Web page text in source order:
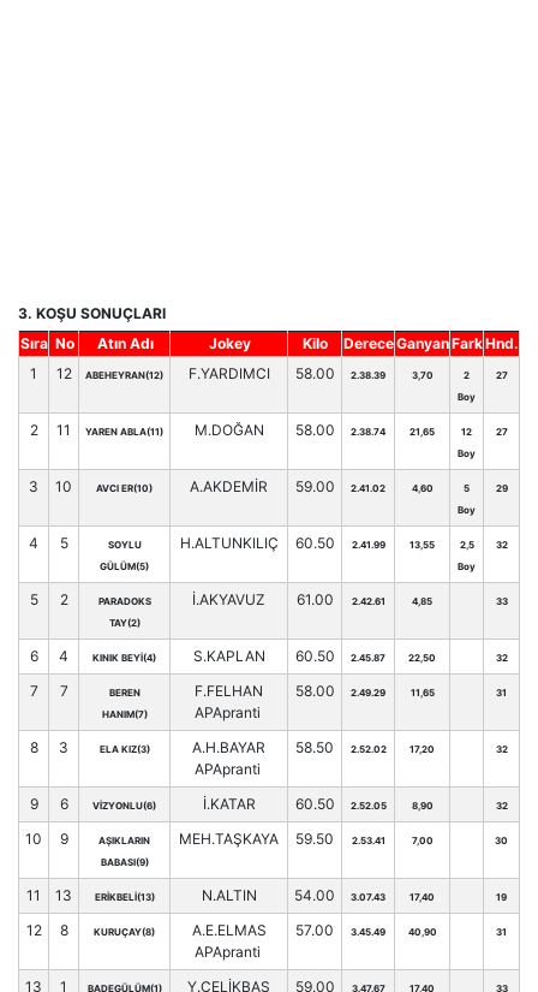
3. KOŞU SONUÇLARI
Sıra No Atın Adı Jokey Kilo DereceGanyanFarkHnd.
1
12 ABEHEYRAN(12) F.YARDIMCI 58.00 2.38.39 3,70
2
Boy
27
2 11 YAREN ABLA(11) M.DOĞAN 58.00 2.38.74 21,65
12
Boy
27
3 10 AVCI ER(10) A.AKDEMİR 59.00 2.41.02 4,60
5
Boy
29
4 5
SOYLU
GÜLÜM(5)
H.ALTUNKILIÇ 60.50 2.41.99 13,55
2,5
Boy
32
5 2
PARADOKS
TAY(2)
İ.AKYAVUZ 61.00 2.42.61 4,85 33
6 4 KINIK BEYİ(4) S.KAPLAN 60.50 2.45.87 22,50 32
7 7
BEREN
HANIM(7)
F.FELHAN
APApranti
58.00 2.49.29 11,65 31
8 3 ELA KIZ(3)
A.H.BAYAR
APApranti
58.50 2.52.02 17,20 32
9 6 VİZYONLU(6) İ.KATAR 60.50 2.52.05 8,90 32
10 9
AŞIKLARIN
BABASI(9)
MEH.TAŞKAYA 59.50 2.53.41 7,00 30
11 13 ERİKBELİ(13) N.ALTIN 54.00 3.07.43 17,40 19
12 8 KURUÇAY(8)
A.E.ELMAS
APApranti
57.00 3.45.49 40,90 31
13 1 BADEGÜLÜM(1) Y.ÇELİKBAŞ 59.00 3.47.67 17,40 33